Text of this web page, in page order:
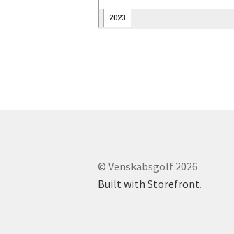
© Venskabsgolf 2026
Built with Storefront.